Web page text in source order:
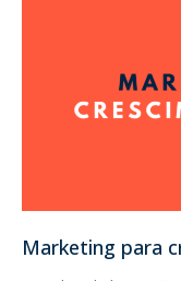
Marketing para